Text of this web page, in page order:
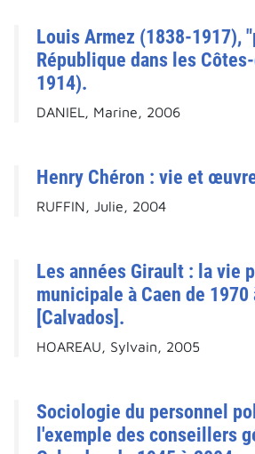
Louis Armez (1838-1917),
République dans les
1914).
DANIEL, Marine, 2006
Henry Chéron : vie et
RUFFIN, Julie, 2004
Les années Girault : la vie
municipale à Caen de 1970
[Calvados].
HOAREAU, Sylvain, 2005
Sociologie du personnel
l'exemple des conseillers